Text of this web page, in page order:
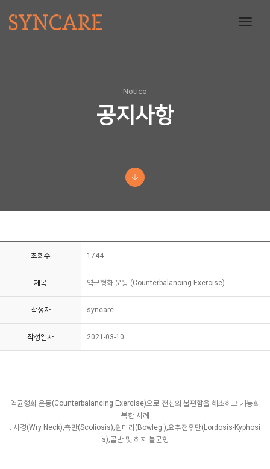
Notice
공지사항
조회수 1744
제목 역균형화 운동 (Counterbalancing Exercise)
작성자 syncare
작성일자 2021-03-10
역균형화 운동(Counterbalancing Exercise)으로 전신의 불편함을 해소하고 기능회
복한 사례
​: 사경(Wry Neck),측만(Scoliosis),휜다리(Bowleg ),요추전후만(Lordosis-Kyphosi
s),골반 및 하지 불균형